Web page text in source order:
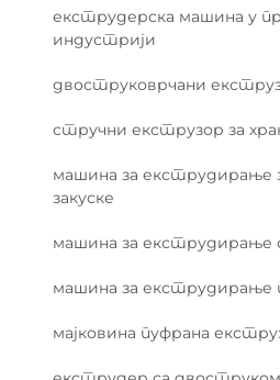
екструдерска машина у
индустрији
двоструковрчани
стручни екструзор за
машина за екструдирање
закуске
машина за екструдирање
машина за екструдирање
мајковина пуфрана